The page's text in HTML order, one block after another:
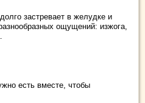
застревает в желудке и
ощущений: изжога,
есть вместе, чтобы